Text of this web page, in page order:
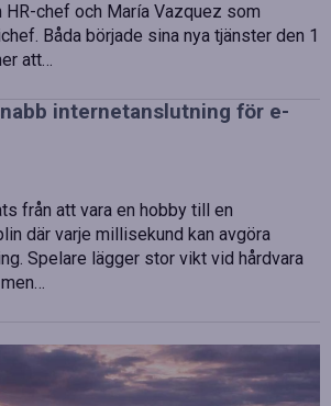
HR-chef och María Vazquez som
Båda började sina nya tjänster den 1
att…
internetanslutning för e-
från att vara en hobby till en
där varje millisekund kan avgöra
Spelare lägger stor vikt vid hårdvara